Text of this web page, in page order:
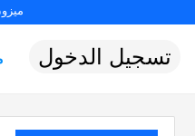
ميزون٧
تسجيل الدخول